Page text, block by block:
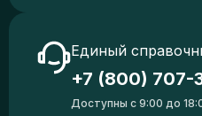
Единый
+7 (800) 707-
Доступны с 9:00 до